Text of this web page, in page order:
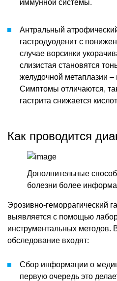
иммунной системы.
Антральный
гастродуоденит с
случае ворсинки
слизистая становятся
желудочной метаплазии –
Симптомы отличаются,
гастрита снижается
Как проводится
Дополнительные
болезни более
Эрозивно-геморрагический
выявляется с помощью
инструментальных методов.
обследование входят:
Сбор информации о
первую очередь это